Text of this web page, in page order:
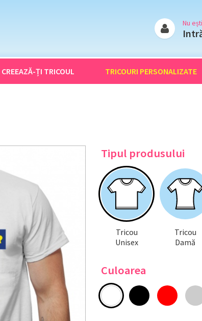
Nu
CREEAZĂ-ȚI TRICOUL TRICOURI PERSONALIZATE
Tipul produsului
Tricou
Unisex
Tricou
Damă
Culoarea